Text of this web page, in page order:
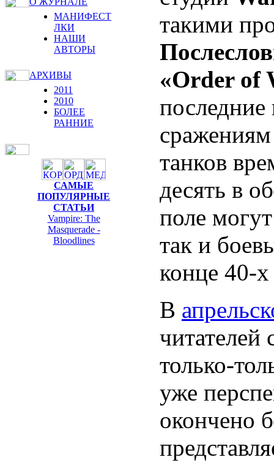
МАНИФЕСТ
ЛКИ
НАШИ
АВТОРЫ
АРХИВЫ
2011
2010
БОЛЕЕ
РАННИЕ
САМЫЕ
ПОПУЛЯРНЫЕ
СТАТЬИ
Vampire: The
Masquerade -
Bloodlines
такими
«Order of
танков
десять в
поле
так и
конце 40-
В
только-
уже
окончено